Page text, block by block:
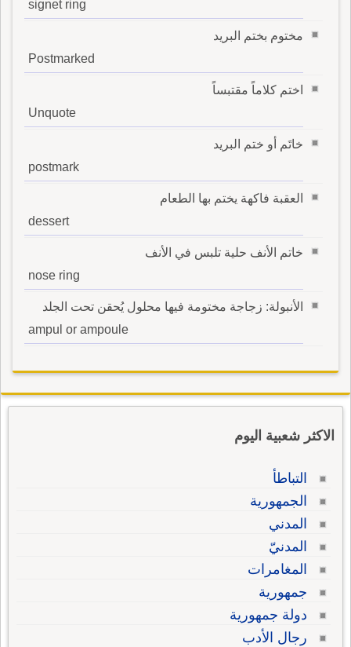
signet ring
مختوم بختم البريد
Postmarked
اختم كلاماً مقتبساً
Unquote
خاتَم أو ختم البريد
postmark
العقبة فاكهة يختم بها الطعام
dessert
خاتم الأنف حلية تلبس في الأنف
nose ring
الأنبولة: زجاجة مختومة فيها محلول يُحقن تحت الجلد
ampul or ampoule
الاكثر شعبية اليوم
التباطأ
الجمهورية
المدني
المدنيّ
المغامرات
جمهورية
دولة جمهورية
رجال الأدب